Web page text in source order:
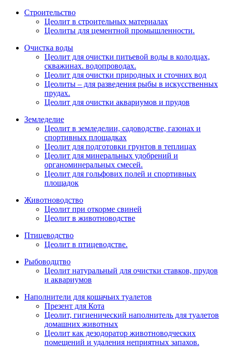
Строительство
Цеолит в строительных материалах
Цеолиты для цементной промышленности.
Очистка воды
Цеолит для очистки питьевой воды в колодцах,
скважинах. водопроводах.
Цеолит для очистки природных и сточних вод
Цеолиты – для разведения рыбы в искусственных
прудах.
Цеолит для очистки аквариумов и прудов
Земледелие
Цеолит в земледелии, садоводстве, газонах и
спортивных площадках
Цеолит для подготовки грунтов в теплицах
Цеолит для минеральных удобрений и
органоминеральных смесей.
Цеолит для гольфових полей и спортивных
площадок
Животноводство
Цеолит при откорме свиней
Цеолит в животноводстве
Птицеводство
Цеолит в птицеводстве.
Рыбоводцтво
Цеолит натуральный для очистки ставков, прудов
и аквариумов
Наполнители для кошачьих туалетов
Презент для Кота
Цеолит, гигиенический наполнитель для туалетов
домашних животных
Цеолит как дезодоратор животноводческих
помещений и удаления неприятных запахов.